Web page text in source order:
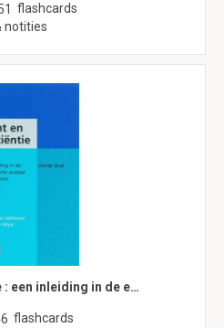
flashcards
notities
: een inleiding in de e…
flashcards